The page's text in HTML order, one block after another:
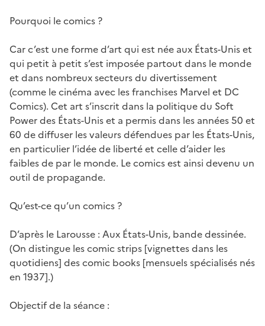
Pourquoi le comics ?
Car c’est une forme d’art qui est née aux États-Unis et
qui petit à petit s’est imposée partout dans le monde
et dans nombreux secteurs du divertissement
(comme le cinéma avec les franchises Marvel et DC
Comics). Cet art s’inscrit dans la politique du Soft
Power des États-Unis et a permis dans les années 50 et
60 de diffuser les valeurs défendues par les États-Unis,
en particulier l’idée de liberté et celle d’aider les
faibles de par le monde. Le comics est ainsi devenu un
outil de propagande.
Qu’est-ce qu’un comics ?
D’après le Larousse : Aux États-Unis, bande dessinée.
(On distingue les comic strips [vignettes dans les
quotidiens] des comic books [mensuels spécialisés nés
en 1937].)
Objectif de la séance :